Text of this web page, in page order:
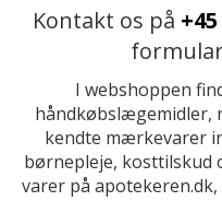
Kontakt os på
I webshoppen
håndkøbslægemidler,
kendte mærkevarer
børnepleje, kosttilskud
varer på